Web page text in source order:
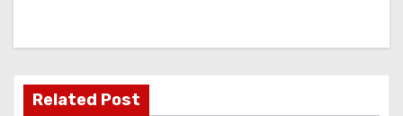
i
g
Related Post